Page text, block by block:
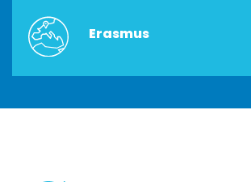
Erasmus